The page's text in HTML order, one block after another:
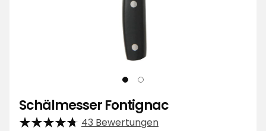
Schälmesser Fontignac
43 Bewertungen